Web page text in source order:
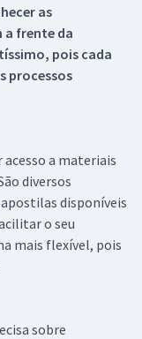
as
a frente da
pois cada
processos
acesso a materiais
diversos
disponíveis
o seu
mais flexível, pois
sobre